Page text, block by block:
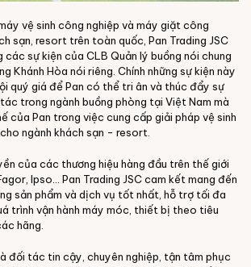
vệ sinh công nghiệp và máy giặt công
sạn, resort trên toàn quốc, Pan Trading JSC
các sự kiện của CLB Quản lý buồng nói chung
Khánh Hòa nói riêng. Chính những sự kiện này
quý giá để Pan có thể tri ân và thúc đẩy sự
trong ngành buồng phòng tại Việt Nam mà
của Pan trong việc cung cấp giải pháp vệ sinh
ngành khách sạn - resort.
của các thương hiệu hàng đầu trên thế giới
Ipso... Pan Trading JSC cam kết mang đến
sản phẩm và dịch vụ tốt nhất, hỗ trợ tối đa
trình vận hành máy móc, thiết bị theo tiêu
hãng.
đối tác tin cậy, chuyên nghiệp, tận tâm phục